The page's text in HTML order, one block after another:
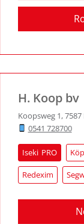
H. Koop bv
Koopsweg 1,7587
0541 728700
Iseki
Redexim